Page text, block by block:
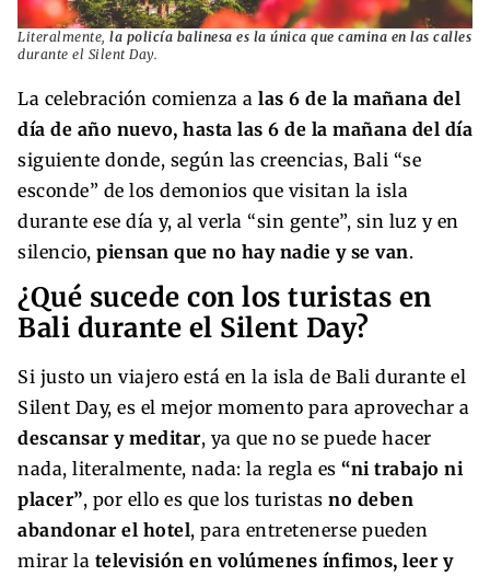
Literalmente, la policía balinesa es la única que camina en las calles
durante el Silent Day.
La celebración comienza a las 6 de la mañana del
día de año nuevo, hasta las 6 de la mañana del día
siguiente donde, según las creencias, Bali “se
esconde” de los demonios que visitan la isla
durante ese día y, al verla “sin gente”, sin luz y en
silencio, piensan que no hay nadie y se van.
¿Qué sucede con los turistas en
Bali durante el Silent Day?
Si justo un viajero está en la isla de Bali durante el
Silent Day, es el mejor momento para aprovechar a
descansar y meditar, ya que no se puede hacer
nada, literalmente, nada: la regla es “ni trabajo ni
placer”, por ello es que los turistas no deben
abandonar el hotel, para entretenerse pueden
mirar la televisión en volúmenes ínfimos, leer y